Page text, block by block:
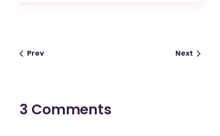
Prev Next
3 Comments